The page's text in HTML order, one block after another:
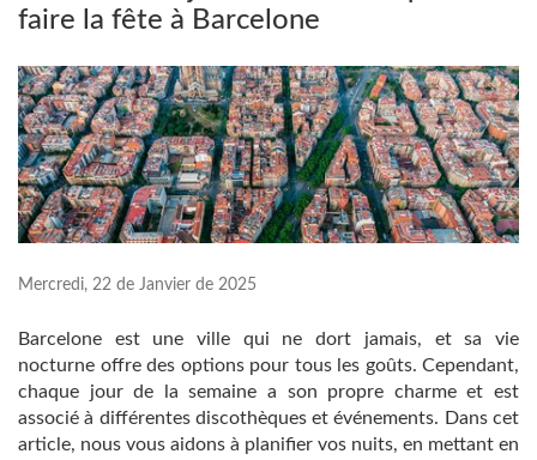
faire la fête à Barcelone
Mercredi, 22 de Janvier de 2025
Barcelone est une ville qui ne dort jamais, et sa vie
nocturne offre des options pour tous les goûts. Cependant,
chaque jour de la semaine a son propre charme et est
associé à différentes discothèques et événements. Dans cet
article, nous vous aidons à planifier vos nuits, en mettant en